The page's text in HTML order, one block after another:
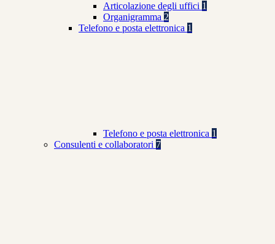
Articolazione degli uffici 1
Organigramma 2
Telefono e posta elettronica 1
Telefono e posta elettronica 1
Consulenti e collaboratori 7